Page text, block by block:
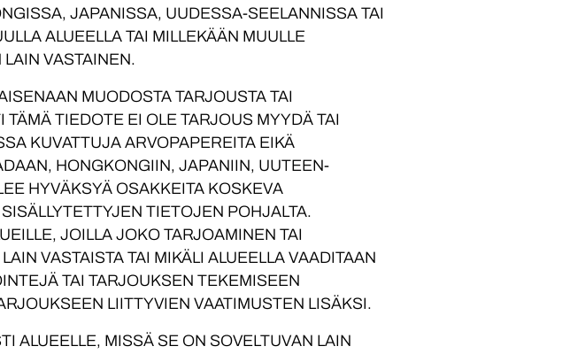
JAPANISSA, UUDESSA-SEELANNISSA TAI
ALUEELLA TAI MILLEKÄÄN MUULLE
VASTAINEN.
MUODOSTA TARJOUSTA TAI
TIEDOTE EI OLE TARJOUS MYYDÄ TAI
KUVATTUJA ARVOPAPEREITA EIKÄ
HONGKONGIIN, JAPANIIN, UUTEEN-
HYVÄKSYÄ OSAKKEITA KOSKEVA
TIETOJEN POHJALTA.
JOILLA JOKO TARJOAMINEN TAI
VASTAISTA TAI MIKÄLI ALUEELLA VAADITAAN
TAI TARJOUKSEN TEKEMISEEN
LIITTYVIEN VAATIMUSTEN LISÄKSI.
ALUEELLE, MISSÄ SE ON SOVELTUVAN LAIN